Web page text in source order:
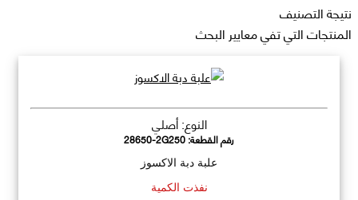
نتيجة التصنيف
المنتجات التي تفي معايير البحث
النوع: أصلي
رقم القطعة:28650-2G250
علبة دبة الاكسوز
نفذت الكمية